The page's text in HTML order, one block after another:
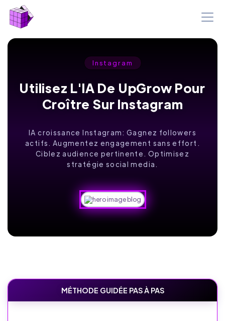
Instagram
Utilisez L'IA De UpGrow Pour
Croître Sur Instagram
IA croissance Instagram: Gagnez followers
actifs. Augmentez engagement sans effort.
Ciblez audience pertinente. Optimisez
stratégie social media.
MÉTHODE GUIDÉE PAS À PAS